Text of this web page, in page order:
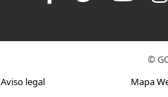
©
Aviso legal Mapa